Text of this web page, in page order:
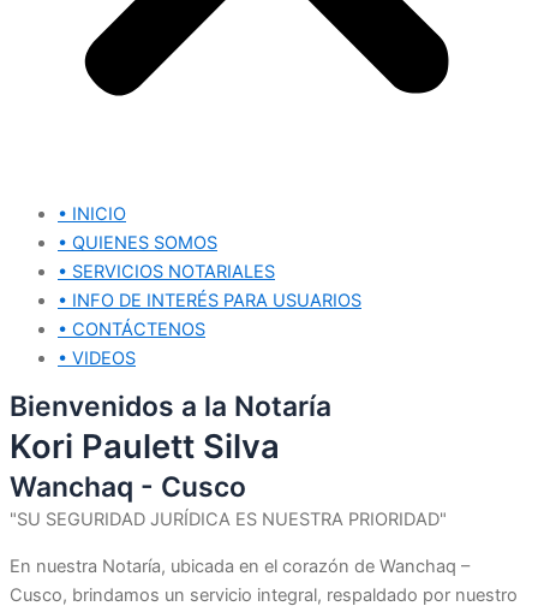
• INICIO
• QUIENES SOMOS
• SERVICIOS NOTARIALES
• INFO DE INTERÉS PARA USUARIOS
• CONTÁCTENOS
• VIDEOS
Bienvenidos a la Notaría
Kori Paulett Silva
Wanchaq - Cusco
"SU SEGURIDAD JURÍDICA ES NUESTRA PRIORIDAD"
En nuestra Notaría, ubicada en el corazón de Wanchaq –
Cusco, brindamos un servicio integral, respaldado por nuestro